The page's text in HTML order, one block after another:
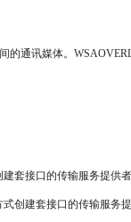
通讯媒体。
套接口的传输服务提
创建套接口的传输服